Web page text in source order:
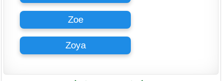
Zoe
Zoya